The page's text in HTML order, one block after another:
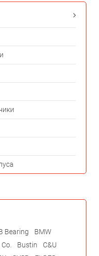
Bearing
BMW
Bustin
C&U